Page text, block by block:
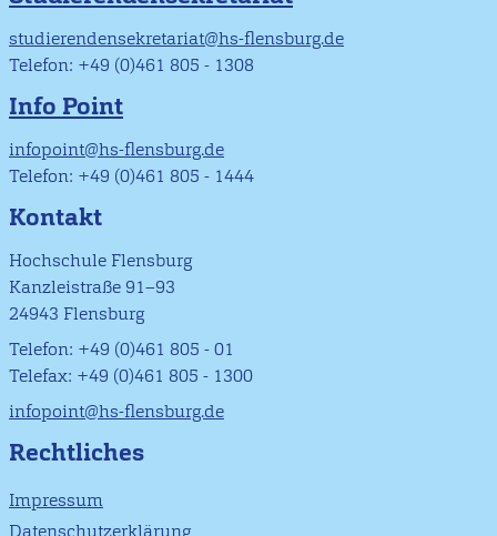
studierendensekretariat@hs-flensburg.de
Telefon: +49 (0)461 805 - 1308
Info Point
infopoint@hs-flensburg.de
Telefon: +49 (0)461 805 - 1444
Kontakt
Hochschule Flensburg
Kanzleistraße 91–93
24943 Flensburg
Telefon: +49 (0)461 805 - 01
Telefax: +49 (0)461 805 - 1300
infopoint@hs-flensburg.de
Rechtliches
Impressum
Datenschutzerklärung